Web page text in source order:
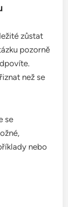
zůstat
pozorně
než se
se
nebo